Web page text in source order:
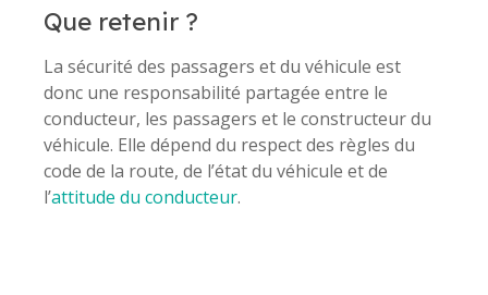
Que retenir ?
La sécurité des passagers et du véhicule est
donc une responsabilité partagée entre le
conducteur, les passagers et le constructeur du
véhicule. Elle dépend du respect des règles du
code de la route, de l’état du véhicule et de
l’attitude du conducteur.